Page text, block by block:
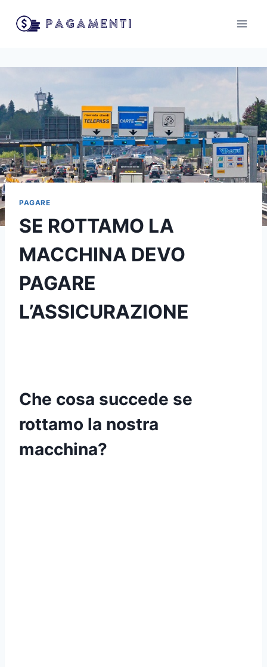
PAGARE
SE ROTTAMO LA
MACCHINA DEVO
PAGARE
L’ASSICURAZIONE
Che cosa succede se
rottamo la nostra
macchina?